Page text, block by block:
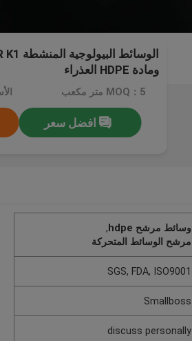
ومادة HDPE العذراء
MOQ：5 متر مكعب
افضل سعر
وسائط مرشح hdpe
,
مرشح الوسائط المتحركة
SGS, FDA, ISO9001
Smallboss
discuss personally